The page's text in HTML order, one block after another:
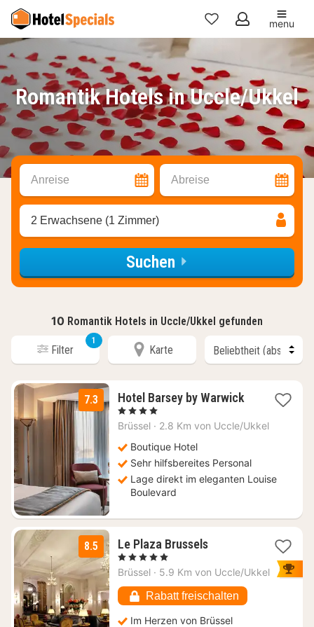
Meine
Favoriten
menu
Romantik Hotels in Uccle/Ukkel
Anreise Abreise
2 Erwachsene (1 Zimmer)
Suchen
10 Romantik Hotels in Uccle/Ukkel gefunden
Filter
1
Karte
7.3 Hotel Barsey by Warwick1
ab
, 4 Sterne
Brüssel · 2.8 Km von Uccle/Ukkel
Boutique Hotel
Sehr hilfsbereites Personal
Lage direkt im eleganten Louise
Boulevard
8.5 Le Plaza Brussels1
ab
€
, 5 Sterne
Brüssel · 5.9 Km von Uccle/Ukkel
Rabatt freischalten
Im Herzen von Brüssel